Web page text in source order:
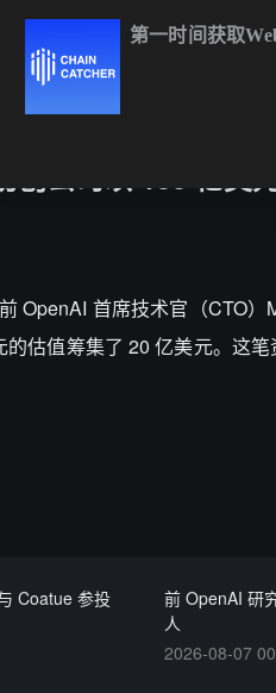
公司以 100 亿美
OpenAI 首席技术官（CTO
估值筹集了 20 亿美元。这
Coatue 参投
前 OpenAI 研
人
2026-08-07
第一时间获取